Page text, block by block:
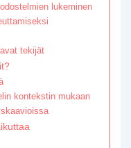
lukeminen
tekijät
kontekstin mukaan